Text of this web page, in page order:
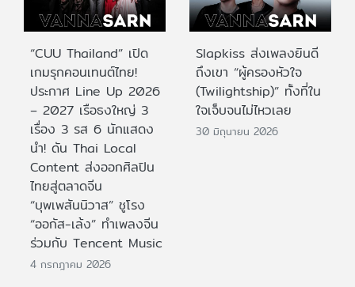
“CUU Thailand” เปิด
เกมรุกคอนเทนต์ไทย!
ประกาศ Line Up 2026
– 2027 เรือธงใหญ่ 3
เรื่อง 3 รส 6 นักแสดง
นำ! ดัน Thai Local
Content ส่งออกศิลปิน
ไทยสู่ตลาดจีน
“บุพเพสันนิวาส” ชูโรง
“ออกัส-เล้ง” ทำเพลงจีน
ร่วมกับ Tencent Music
4 กรกฎาคม 2026
Slapkiss ส่งเพลงยินดี
ถึงเขา “ผู้ครองหัวใจ
(Twilightship)” ทั้งที่ใน
ใจเจ็บจนไม่ไหวเลย
30 มิถุนายน 2026